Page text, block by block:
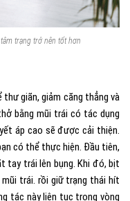
trạng trở nên tốt hơn
giãn, giảm căng thẳng và
bằng mũi trái có tác dụng
áp cao sẽ được cải thiện.
có thể thực hiện. Đầu tiên,
tay trái lên bụng. Khi đó, bịt
trái. rồi giữ trạng thái hít
tác này liên tục trong vòng